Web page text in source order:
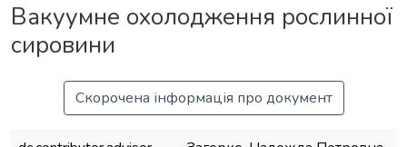
Вакуумне охолодження рослинної
сировини
Скорочена інформація про документ